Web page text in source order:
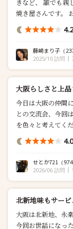
きなど、 誰でも親しめるメニューとワインが 楽しめる大人の鉄板
焼き屋さんです。 お客様に「北新地でどこか美味しい店ない？」
と聞かれたら必ずここも
藤崎まり子 （
2025/10 訪問
大阪らしさと上
今日は大阪の仲間にお連れい
との交流会、今回は半年以
せとか721 （974
2026/06 訪問
北新地味もサー
大阪は北新地、永
今回お世話になっ